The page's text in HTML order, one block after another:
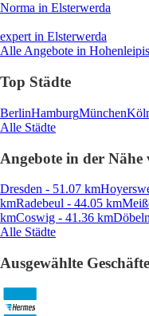
Norma in Elsterwerda
expert in Elsterwerda
Alle Angebote in
Top Städte
BerlinHamburgMünchen
Alle Städte
Angebote in der Nähe
Dresden - 51.07 km
kmRadebeul - 44.05 km
kmCoswig - 41.36 km
Alle Städte
Ausgewählte